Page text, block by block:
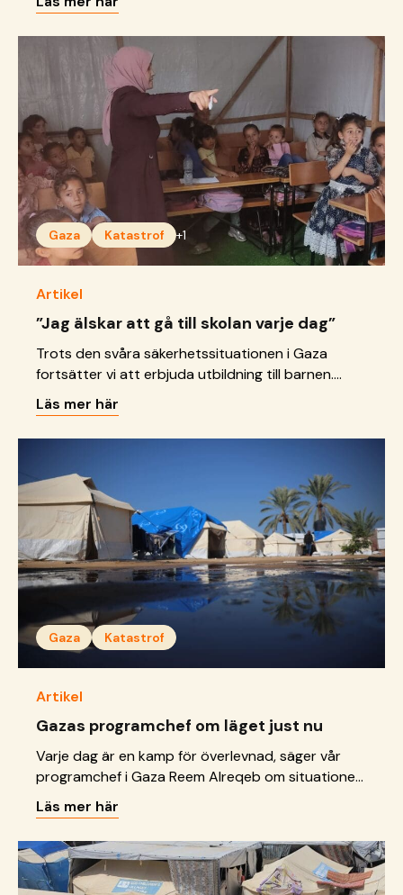
sorg, bygga självkänsla och utveckla strategier för
att klara av stress och problem i vardagen.
Gaza Katastrof +1
Artikel
”Jag älskar att gå till skolan varje dag”
Trots den svåra säkerhetssituationen i Gaza
fortsätter vi att erbjuda utbildning till barnen.
Sedan vår tillfälliga skola i Rafah blev otillgänglig för
några månader sedan, på grund av att den
hamnat inom en evakueringszon, har
Younis.
Läs mer här
Gaza Katastrof
Artikel
Gazas programchef om läget just nu
Varje dag är en kamp för överlevnad, säger vår
programchef i Gaza Reem Alreqeb om situationen
för barnen i tältlägren.
Läs mer här